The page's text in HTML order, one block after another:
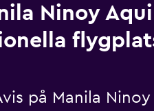
Ninoy
på Manila